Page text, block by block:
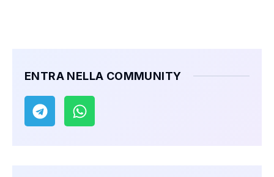
ENTRA NELLA COMMUNITY